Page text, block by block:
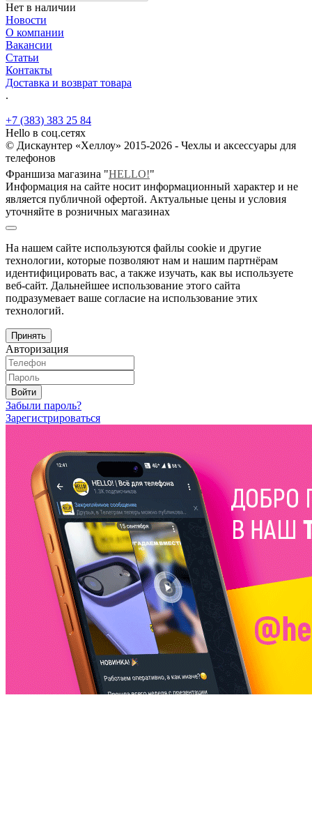
Нет в наличии
Новости
О компании
Вакансии
Статьи
Контакты
Доставка и возврат товара
.
+7 (383) 383 25 84
Hello в соц.сетях
© Дискаунтер «Хеллоу» 2015-2026 - Чехлы и аксессуары для
телефонов
Франшиза магазина "HELLO!"
Информация на сайте носит информационный характер и не
является публичной офертой. Актуальные цены и условия
уточняйте в розничных магазинах
На нашем сайте используются файлы cookie и другие
технологии, которые позволяют нам и нашим партнёрам
идентифицировать вас, а также изучать, как вы используете
веб-сайт. Дальнейшее использование этого сайта
подразумевает ваше согласие на использование этих
технологий.
Принять
Авторизация
Войти
Забыли пароль?
Зарегистрироваться